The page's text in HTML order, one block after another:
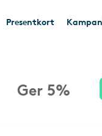
Presentkort
Ger 5%